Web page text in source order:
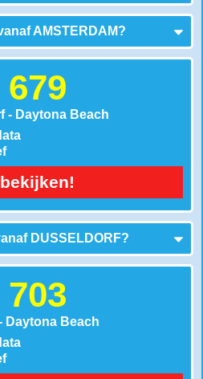
AMSTERDAM?
679
- Daytona Beach
DUSSELDORF?
703
Daytona Beach